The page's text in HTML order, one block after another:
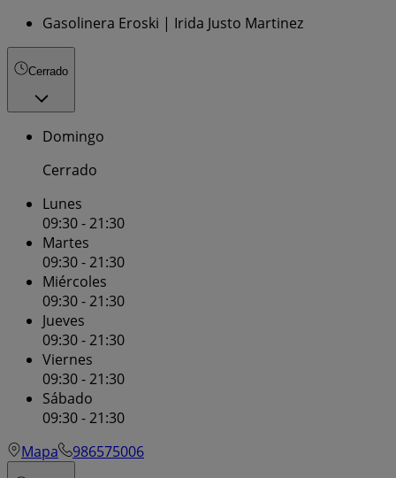
Gasolinera Eroski | Irida Justo Martinez
Cerrado
Domingo
Cerrado
Lunes
09:30 - 21:30
Martes
09:30 - 21:30
Miércoles
09:30 - 21:30
Jueves
09:30 - 21:30
Viernes
09:30 - 21:30
Sábado
09:30 - 21:30
Mapa
986575006